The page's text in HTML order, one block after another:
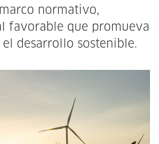
normativo,
favorable que promueva
desarrollo sostenible.